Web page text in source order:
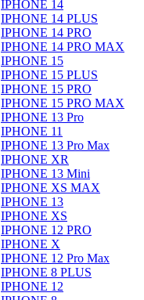
IPHONE 14
IPHONE 14 PLUS
IPHONE 14 PRO
IPHONE 14 PRO MAX
IPHONE 15
IPHONE 15 PLUS
IPHONE 15 PRO
IPHONE 15 PRO MAX
IPHONE 13 Pro
IPHONE 11
IPHONE 13 Pro Max
IPHONE XR
IPHONE 13 Mini
IPHONE XS MAX
IPHONE 13
IPHONE XS
IPHONE 12 PRO
IPHONE X
IPHONE 12 Pro Max
IPHONE 8 PLUS
IPHONE 12